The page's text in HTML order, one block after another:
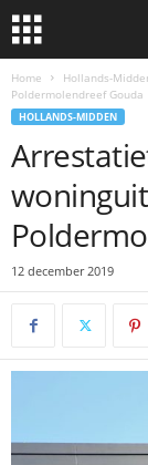
Home Hollands-
Poldermolendreef Gouda
HOLLANDS-MIDDEN
12 december 2019